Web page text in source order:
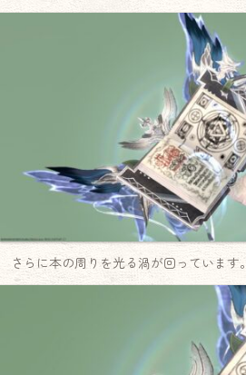
さらに本の周りを光る渦が回っています。